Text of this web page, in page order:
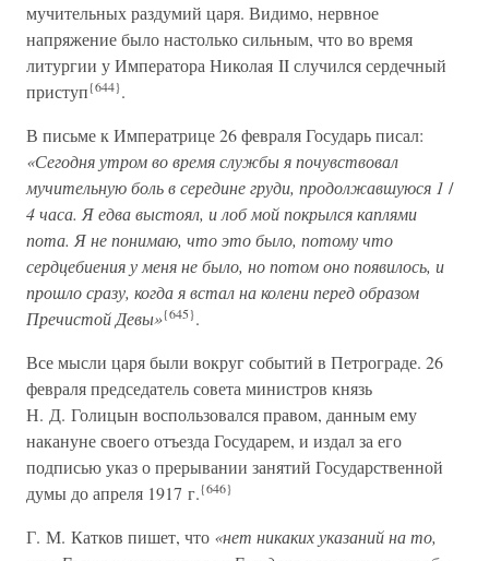
мучительных раздумий царя. Видимо, нервное
напряжение было настолько сильным, что во время
литургии у Императора Николая II случился сердечный
приступ{644}.
В письме к Императрице 26 февраля Государь писал:
«Сегодня утром во время службы я почувствовал
мучительную боль в середине груди, продолжавшуюся 1 /
4 часа. Я едва выстоял, и лоб мой покрылся каплями
пота. Я не понимаю, что это было, потому что
сердцебиения у меня не было, но потом оно появилось, и
прошло сразу, когда я встал на колени перед образом
Пречистой Девы»{645}.
Все мысли царя были вокруг событий в Петрограде. 26
февраля председатель совета министров князь
Н. Д. Голицын воспользовался правом, данным ему
накануне своего отъезда Государем, и издал за его
подписью указ о прерывании занятий Государственной
думы до апреля 1917 г.{646}
Г. М. Катков пишет, что «нет никаких указаний на то,